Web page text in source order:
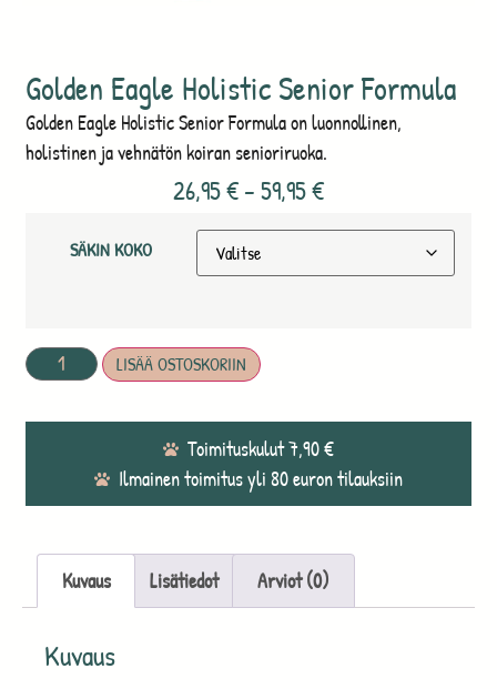
Golden Eagle Holistic Senior Formula
Golden Eagle Holistic Senior Formula on luonnollinen,
holistinen ja vehnätön koiran senioriruoka.
26,95€–59,95€
SÄKIN KOKO
LISÄÄ OSTOSKORIIN
Toimituskulut 7,90 €
Ilmainen toimitus yli 80 euron tilauksiin
Kuvaus Lisätiedot Arviot (0)
Kuvaus